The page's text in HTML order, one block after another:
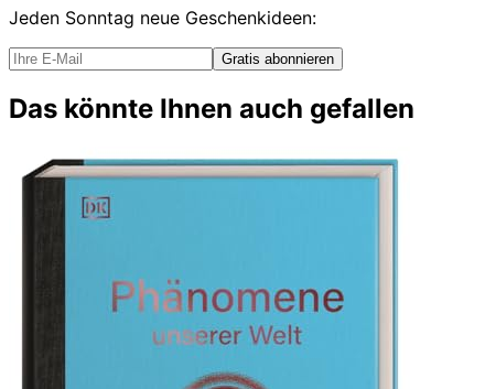
Jeden Sonntag neue Geschenkideen:
Gratis abonnieren
Das könnte Ihnen auch gefallen